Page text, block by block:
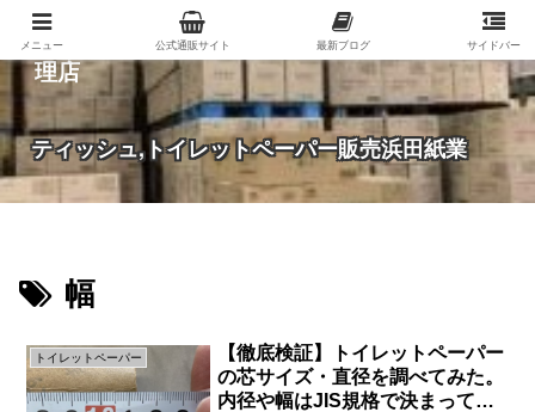
紙（家庭紙・包装紙・印刷用紙など）の総合代
理店
ティッシュ,トイレットペーパー販売浜田紙業
幅
トイレットペーパー
【徹底検証】トイレットペーパー
の芯サイズ・直径を調べてみた。
内径や幅はJIS規格で決まってい
メニュー 公式通販サイト 最新ブログ サイドバー